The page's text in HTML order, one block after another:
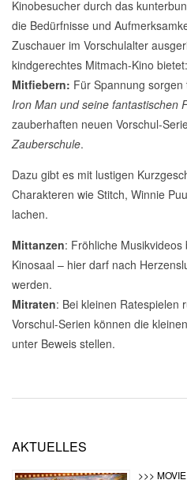
Kinobesucher durch das
die Bedürfnisse und
Zuschauer im Vorschulalter
kindgerechtes Mitmach-Kino bietet:
Mitfiebern: Für Spannung
Iron Man und seine fantastischen
zauberhaften neuen Vorschul-
Zauberschule.
Dazu gibt es mit lustigen
Charakteren wie Stitch, Winnie
lachen.
Mittanzen: Fröhliche
Kinosaal – hier darf nach
werden.
Mitraten: Bei kleinen Ratespielen
Vorschul-Serien können die
unter Beweis stellen.
25
AKTUELLES
>>>